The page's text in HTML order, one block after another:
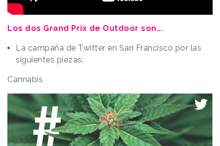
Los dos Grand Prix de Outdoor son...
La campaña de Twitter en San Francisco por las
siguientes piezas:
Cannabis